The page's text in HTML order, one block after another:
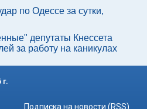
по Одессе за сутки,
депутаты Кнессета
за работу на каникулах
г.
Подписка на новости (RSS)